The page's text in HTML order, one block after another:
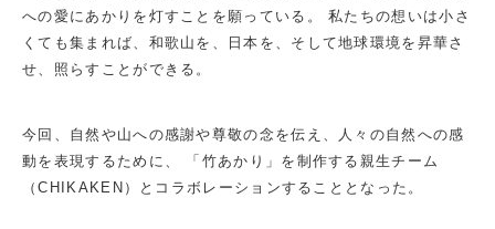
への愛にあかりを灯すことを願っている。 私たちの想いは小さ
くても集まれば、和歌山を、日本を、そして地球環境を昇華さ
せ、照らすことができる。
今回、自然や山への感謝や尊敬の念を伝え、人々の自然への感
動を表現するために、 「竹あかり」を制作する親生チーム
（CHIKAKEN）とコラボレーションすることとなった。